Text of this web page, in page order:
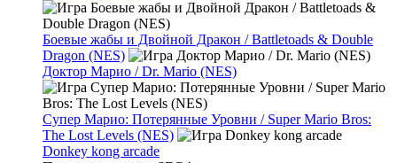
Боевые жабы и Двойной Дракон / Battletoads & Double
Dragon (NES)
Доктор Марио / Dr. Mario (NES)
Супер Марио: Потерянные Уровни / Super Mario Bros:
The Lost Levels (NES)
Donkey kong arcade